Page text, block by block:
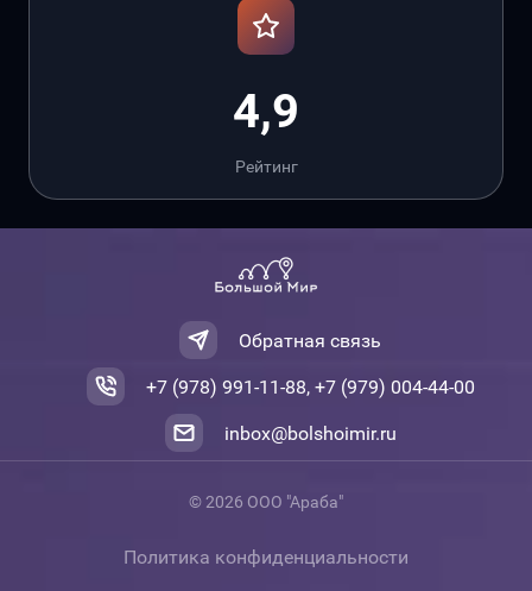
4,9
Рейтинг
Обратная связь
+7 (978) 991-11-88, +7 (979) 004-44-00
inbox@bolshoimir.ru
© 2026 ООО "Араба"
Политика конфиденциальности